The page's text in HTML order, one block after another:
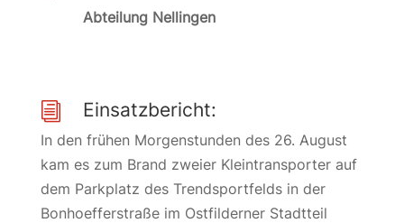
Abteilung Nellingen
i Einsatzbericht:
In den frühen Morgenstunden des 26. August
kam es zum Brand zweier Kleintransporter auf
dem Parkplatz des Trendsportfelds in der
Bonhoefferstraße im Ostfilderner Stadtteil